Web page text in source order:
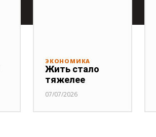
ЭКОНОМИКА
Жить стало
тяжелее
07/07/2026